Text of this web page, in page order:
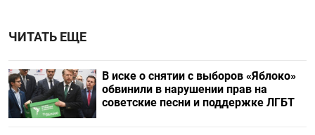
ЧИТАТЬ ЕЩЕ
В иске о снятии с выборов «Яблоко»
обвинили в нарушении прав на
советские песни и поддержке ЛГБТ